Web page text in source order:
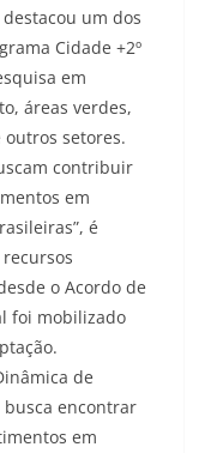
um dos
Cidade +2º
em
áreas verdes,
setores.
contribuir
em
é
o Acordo de
foi mobilizado
de
encontrar
em